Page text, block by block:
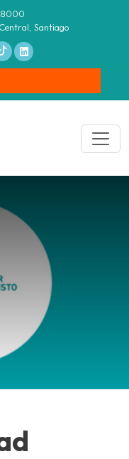
8000
Santiago